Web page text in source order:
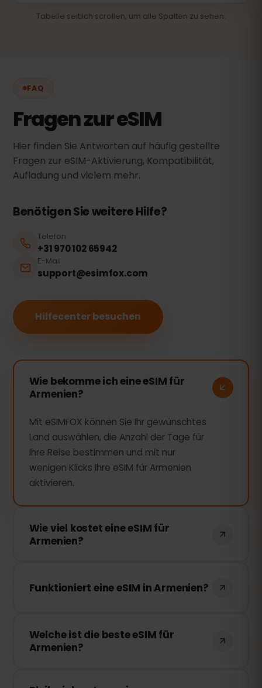
Tabelle seitlich scrollen, um alle Spalten zu sehen.
FAQ
Fragen zur eSIM
Hier finden Sie Antworten auf häufig gestellte
Fragen zur eSIM-Aktivierung, Kompatibilität,
Aufladung und vielem mehr.
Benötigen Sie weitere Hilfe?
Telefon
+31 970 102 65942
E-Mail
support@esimfox.com
Hilfecenter besuchen
Wie bekomme ich eine eSIM für
Armenien?
Mit eSIMFOX können Sie Ihr gewünschtes
Land auswählen, die Anzahl der Tage für
Ihre Reise bestimmen und mit nur
wenigen Klicks Ihre eSIM für Armenien
aktivieren.
Wie viel kostet eine eSIM für
Armenien?
1,99 €. Für einen typischen Aufenthalt ist
keine Roaming-Gebühren – der Preis
steht vor dem Kauf fest.
Funktioniert eine eSIM in Armenien?
funktioniert in Armenien. Wir haben
Vereinbarungen mit den besten lokalen
Welche ist die beste eSIM für
Armenien?